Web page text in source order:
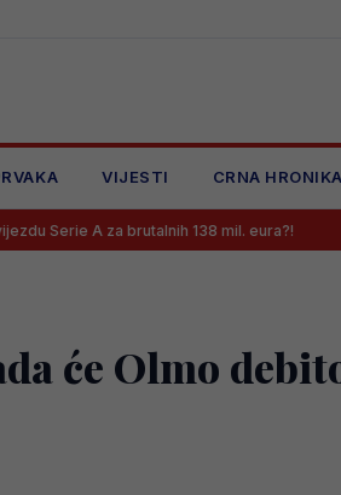
VIJESTI CRNA HRONIKA
za brutalnih 138 mil. eura?! Lionel
će Olmo